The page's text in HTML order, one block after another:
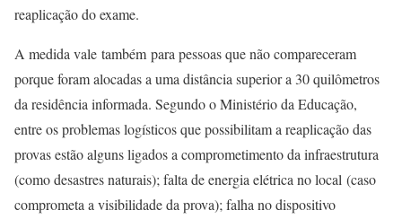
reaplicação do exame.
A medida vale também para pessoas que não compareceram
porque foram alocadas a uma distância superior a 30 quilômetros
da residência informada. Segundo o Ministério da Educação,
entre os problemas logísticos que possibilitam a reaplicação das
provas estão alguns ligados a comprometimento da infraestrutura
(como desastres naturais); falta de energia elétrica no local (caso
comprometa a visibilidade da prova); falha no dispositivo